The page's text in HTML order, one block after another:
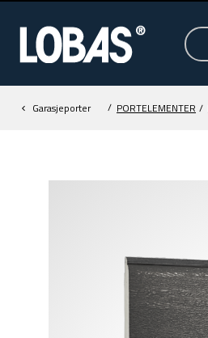
Garasjeporter / PORTELEMENTER /